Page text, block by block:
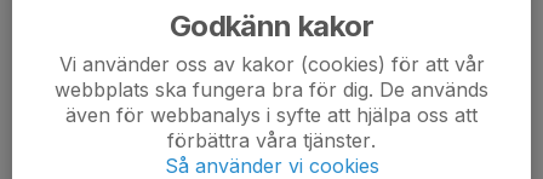
att betala (eller delbetala) med Fritidskortet. ..men det går att
förstå hur man gör direkt via fakturan också, om man väljer
Fritidskortet som betalmetod.
Om du fått faktura men slutat eller av annan anledning inte ska
betala avgift: Skicka ett mail info@dotteviksif.se så makulerar vi
Godkänn kakor
Vi använder oss av kakor (cookies) för att vår
webbplats ska fungera bra för dig. De används
även för webbanalys i syfte att hjälpa oss att
förbättra våra tjänster.
Så använder vi cookies